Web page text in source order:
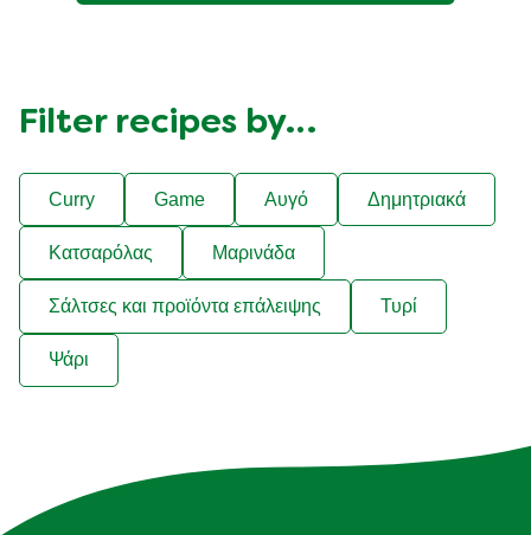
Filter recipes by…
Curry Game Αυγό Δημητριακά
Κατσαρόλας Μαρινάδα
Σάλτσες και προϊόντα επάλειψης Τυρί
Ψάρι